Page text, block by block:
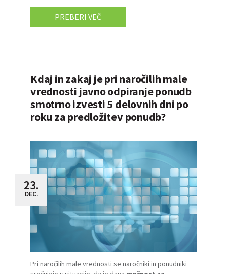
PREBERI VEČ
Kdaj in zakaj je pri naročilih male
vrednosti javno odpiranje ponudb
smotrno izvesti 5 delovnih dni po
roku za predložitev ponudb?
23.
DEC.
Pri naročilih male vrednosti se naročniki in ponudniki